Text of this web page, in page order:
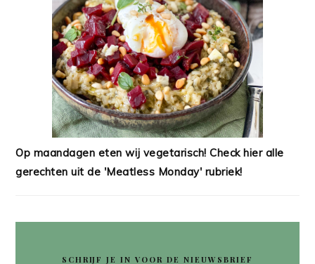
Op maandagen eten wij vegetarisch! Check hier alle
gerechten uit de 'Meatless Monday' rubriek!
SCHRIJF JE IN VOOR DE NIEUWSBRIEF